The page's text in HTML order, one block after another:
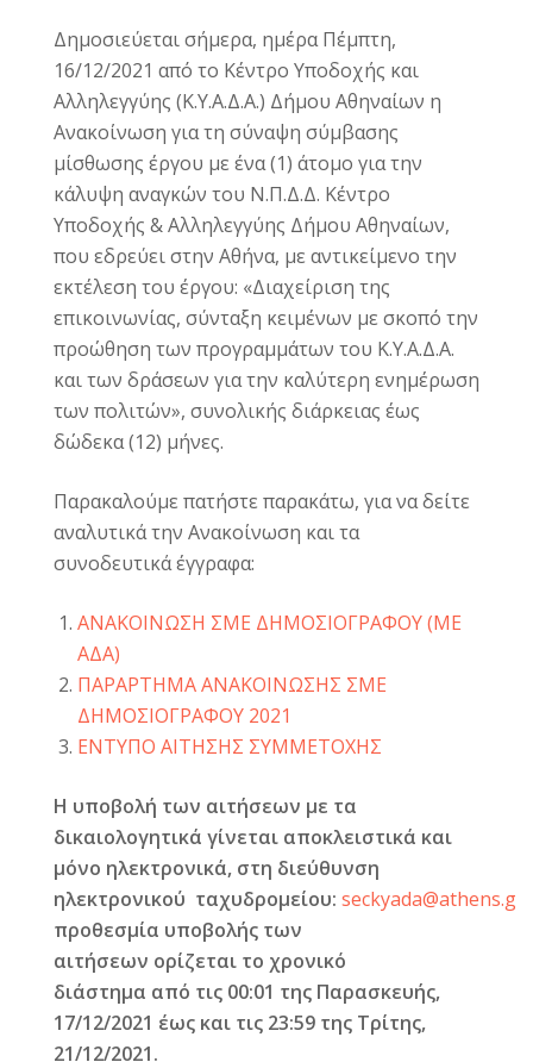
Δημοσιεύεται σήμερα, ημέρα Πέμπτη,
16/12/2021 από το Κέντρο Υποδοχής και
Αλληλεγγύης (Κ.Υ.Α.Δ.Α.) Δήμου Αθηναίων η
Ανακοίνωση για τη σύναψη σύμβασης
μίσθωσης έργου με ένα (1) άτομο για την
κάλυψη αναγκών του Ν.Π.Δ.Δ. Κέντρο
Υποδοχής & Αλληλεγγύης Δήμου Αθηναίων,
που εδρεύει στην Αθήνα, με αντικείμενο την
εκτέλεση του έργου: «Διαχείριση της
επικοινωνίας, σύνταξη κειμένων με σκοπό την
προώθηση των προγραμμάτων του Κ.Υ.Α.Δ.Α.
και των δράσεων για την καλύτερη ενημέρωση
των πολιτών», συνολικής διάρκειας έως
δώδεκα (12) μήνες.
Παρακαλούμε πατήστε παρακάτω, για να δείτε
αναλυτικά την Ανακοίνωση και τα
συνοδευτικά έγγραφα:
ΑΝΑΚΟΙΝΩΣΗ ΣΜΕ ΔΗΜΟΣΙΟΓΡΑΦΟΥ (ΜΕ
ΑΔΑ)
ΠΑΡΑΡΤΗΜΑ ΑΝΑΚΟΙΝΩΣΗΣ ΣΜΕ
ΔΗΜΟΣΙΟΓΡΑΦΟΥ 2021
ΕΝΤΥΠΟ ΑΙΤΗΣΗΣ ΣΥΜΜΕΤΟΧΗΣ
Η υποβολή των αιτήσεων με τα
δικαιολογητικά γίνεται αποκλειστικά και
μόνο ηλεκτρονικά, στη διεύθυνση
ηλεκτρονικού ταχυδρομείου: seckyada@athens.gr
προθεσμία υποβολής των
αιτήσεων ορίζεται το χρονικό
διάστημα από τις 00:01 της Παρασκευής,
17/12/2021 έως και τις 23:59 της Τρίτης,
21/12/2021.